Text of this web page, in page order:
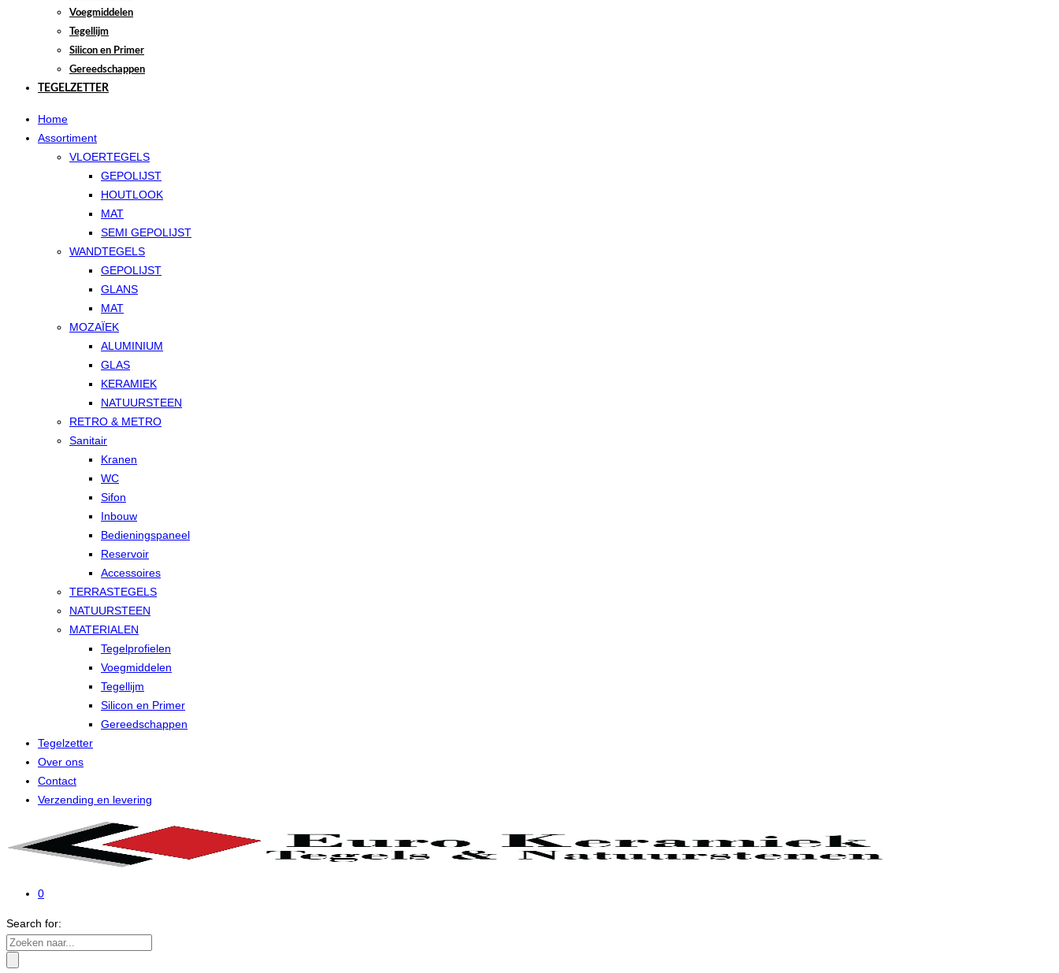
Voegmiddelen
Tegellijm
Silicon en Primer
Gereedschappen
TEGELZETTER
Home
Assortiment
VLOERTEGELS
GEPOLIJST
HOUTLOOK
MAT
SEMI GEPOLIJST
WANDTEGELS
GEPOLIJST
GLANS
MAT
MOZAÏEK
ALUMINIUM
GLAS
KERAMIEK
NATUURSTEEN
RETRO & METRO
Sanitair
Kranen
WC
Sifon
Inbouw
Bedieningspaneel
Reservoir
Accessoires
TERRASTEGELS
NATUURSTEEN
MATERIALEN
Tegelprofielen
Voegmiddelen
Tegellijm
Silicon en Primer
Gereedschappen
Tegelzetter
Over ons
Contact
Verzending en levering
0
Search for: